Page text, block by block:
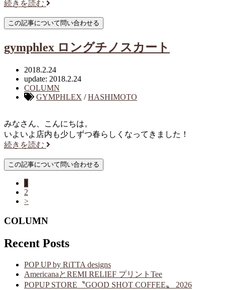
続きを読む
gymphlex ロングチノスカート
2018.2.24
update: 2018.2.24
COLUMN
GYMPHLEX /HASHIMOTO
みなさん、こんにちは。
いよいよ店内も少しずつ春らしくなってきました！
続きを読む
1
2
>
COLUMN
Recent Posts
POP UP by RiTTA designs
AmericanaとREMI RELIEF プリントTee
POPUP STORE〝GOOD SHOT COFFEE〟 2026